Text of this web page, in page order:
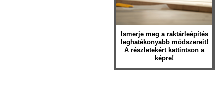
Ismerje meg a raktárleépítés
leghatékonyabb módszereit!
A részletekért kattintson a
képre!